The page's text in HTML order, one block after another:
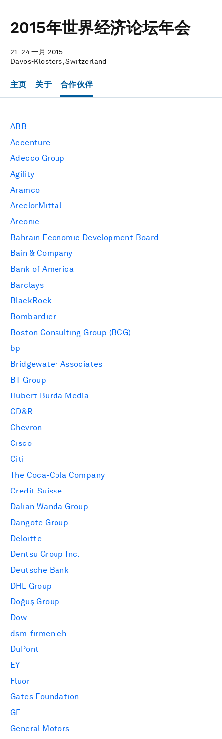
2015年世界经济论坛年会
21–24 一月 2015
Davos-Klosters, Switzerland
主页 关于 合作伙伴
ABB
Accenture
Adecco Group
Agility
Aramco
ArcelorMittal
Arconic
Bahrain Economic Development Board
Bain & Company
Bank of America
Barclays
BlackRock
Bombardier
Boston Consulting Group (BCG)
bp
Bridgewater Associates
BT Group
Hubert Burda Media
CD&R
Chevron
Cisco
Citi
The Coca-Cola Company
Credit Suisse
Dalian Wanda Group
Dangote Group
Deloitte
Dentsu Group Inc.
Deutsche Bank
DHL Group
Doğuş Group
Dow
dsm-firmenich
DuPont
EY
Fluor
Gates Foundation
GE
General Motors